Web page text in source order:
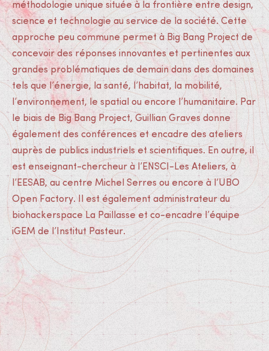
méthodologie unique située à la frontière entre design,
science et technologie au service de la société. Cette
approche peu commune permet à Big Bang Project de
concevoir des réponses innovantes et pertinentes aux
grandes problématiques de demain dans des domaines
tels que l’énergie, la santé, l’habitat, la mobilité,
l’environnement, le spatial ou encore l’humanitaire. Par
le biais de Big Bang Project, Guillian Graves donne
également des conférences et encadre des ateliers
auprès de publics industriels et scientifiques. En outre, il
est enseignant-chercheur à l’ENSCI-Les Ateliers, à
l’EESAB, au centre Michel Serres ou encore à l’UBO
Open Factory. Il est également administrateur du
biohackerspace La Paillasse et co-encadre l’équipe
iGEM de l’Institut Pasteur.